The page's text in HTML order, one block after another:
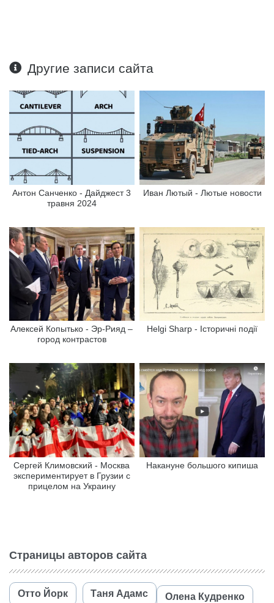
Другие записи сайта
Антон Санченко - Дайджест 3
травня 2024
Иван Лютый - Лютые новости
Алексей Копытько - Эр-Рияд –
город контрастов
Helgi Sharp - Історичні події
Сергей Климовский - Москва
экспериментирует в Грузии с
прицелом на Украину
Накануне большого кипиша
Страницы авторов сайта
Отто Йорк Таня Адамс Олена Кудренко